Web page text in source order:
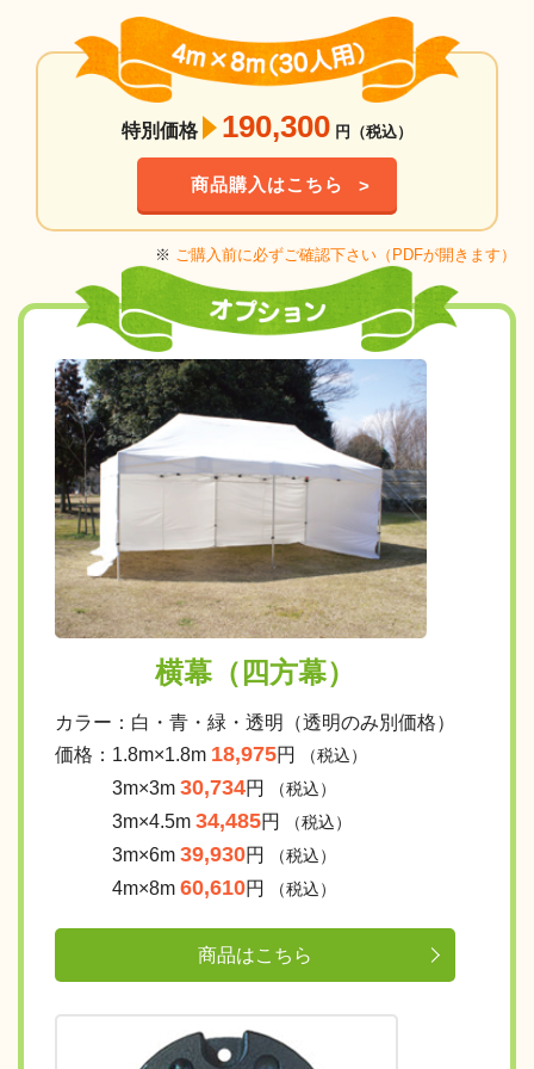
特別価格 190,300 円（税込）
商品購入はこちら
※ ご購入前に必ずご確認下さい（PDFが開きます）
横幕（四方幕）
カラー：白・青・緑・透明（透明のみ別価格）
価格：1.8m×1.8m 18,975円 （税込）
3m×3m 30,734円 （税込）
3m×4.5m 34,485円 （税込）
3m×6m 39,930円 （税込）
4m×8m 60,610円 （税込）
商品はこちら